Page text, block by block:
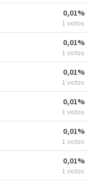
0,01%
1 votos
0,01%
1 votos
0,01%
1 votos
0,01%
1 votos
0,01%
1 votos
0,01%
1 votos